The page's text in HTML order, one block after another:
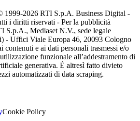
1999-2026 RTI S.p.A. Business Digital -
i diritti riservati - Per la pubblicità
S.p.A., Mediaset N.V., sede legale
- Uffici Viale Europa 46, 20093 Cologno
contenuti e ai dati personali trasmessi e/o
funzionale all’addestramento di
generativa. È altresì fatto divieto
automatizzati di data scraping.
Cookie Policy